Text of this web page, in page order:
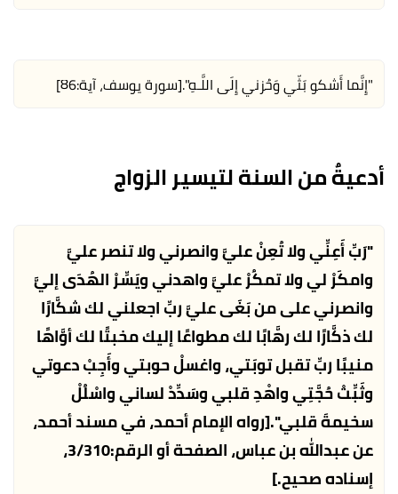
"إِنَّما أَشكو بَثّي وَحُزني إِلَى اللَّـهِ".[سورة يوسف، آية:86]
أدعيةٌ من السنة لتيسير الزواج
"رَبِّ أَعِنِّي ولا تُعِنْ عليَّ وانصرني ولا تنصر عليَّ
وامكَرْ لي ولا تمكُرْ عليَّ واهدني ويَسِّرْ الهُدَى إليَّ
وانصرني على من بَغَى عليَّ ربِّ اجعلني لك شكَّارًا
لك ذكَّارًا لك رهَّابًا لك مطواعًا إليك مخبتًا لك أوَّاهًا
منيبًا ربِّ تقبل توبَتي، واغسلْ حوبتي وأَجِبْ دعوتي
وثَبِّتْ حُجَّتِي واهْدِ قلبي وسَدِّدْ لساني واسْلُلْ
سخيمةَ قلبي".[رواه الإمام أحمد، في مسند أحمد،
عن عبدالله بن عباس، الصفحة أو الرقم:3/310،
إسناده صحيح.]